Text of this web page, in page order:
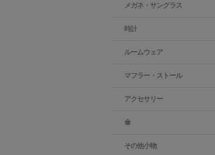
メガネ・サングラス
時計
ルームウェア
マフラー・ストール
アクセサリー
傘
その他小物